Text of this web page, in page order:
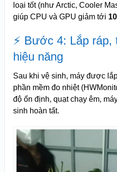
loại tốt (như Arctic, Cooler
giúp CPU và GPU giảm tới
⚡ Bước 4: Lắp
hiệu năng
Sau khi vệ sinh, máy được
phần mềm đo nhiệt
độ ổn định, quạt chạy êm,
sinh hoàn tất.